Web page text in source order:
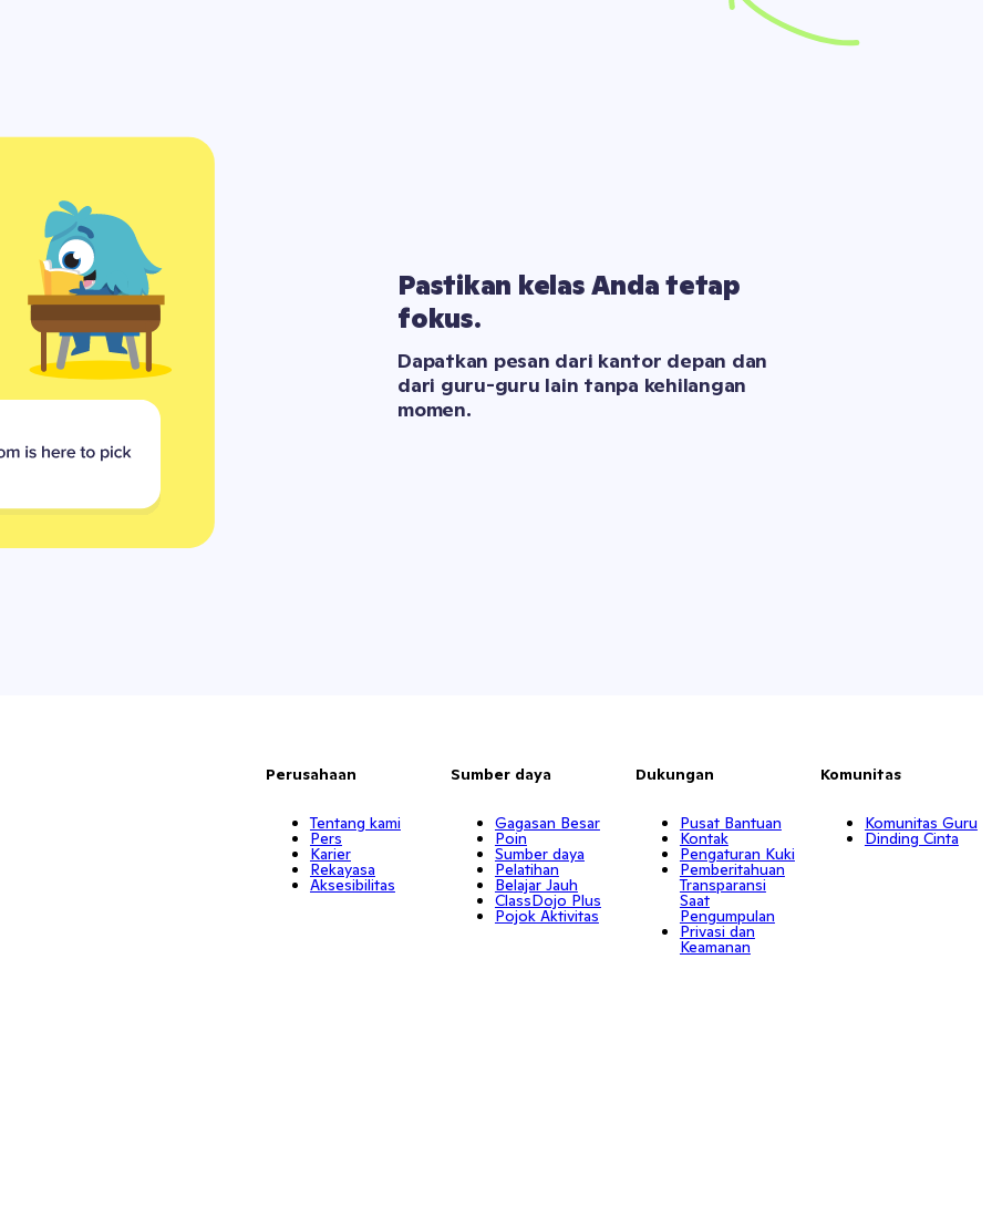
Pastikan kelas Anda tetap
fokus.
Dapatkan pesan dari kantor depan dan
dari guru-guru lain tanpa kehilangan
momen.
Perusahaan
Tentang kami
Pers
Karier
Rekayasa
Aksesibilitas
Sumber daya
Gagasan Besar
Poin
Sumber daya
Pelatihan
Belajar Jauh
ClassDojo Plus
Pojok Aktivitas
Dukungan
Pusat Bantuan
Kontak
Pengaturan Kuki
Pemberitahuan
Transparansi
Saat
Pengumpulan
Privasi dan
Keamanan
Komunitas
Komunitas Guru
Dinding Cinta